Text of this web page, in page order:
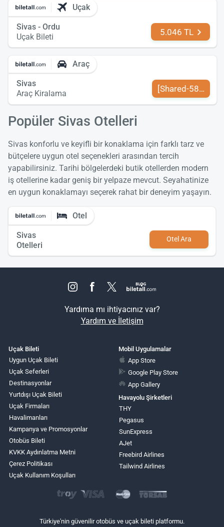
Uçak
Sivas - Ordu
Uçak Bileti
5.046 TL
Araç
Sivas
Araç Kiralama
[Shared-589-tr-
Popüler Sivas Otelleri
Sivas konforlu ve keyifli bir konaklama için farklı tarz ve
bütçelere uygun otel seçenekleri arasından tercih
yapabilirsiniz. Tarihi bölgelerdeki butik otellerden modern
iş otellerine kadar geniş bir yelpaze mevcut. Seyahatinize
en uygun konaklamayı seçerek rahat bir deneyim yaşayın.
Otel
Sivas
Otelleri
Otel Ara
Yardıma mı ihtiyacınız var?
Yardım ve İletişim
Uçak Bileti
Uygun Uçak Bileti
Uçak Seferleri
Destinasyonlar
Yurtdışı Uçak Bileti
Uçak Firmaları
Havalimanları
Kampanya ve Promosyonlar
Otobüs Bileti
KVKK Aydınlatma Metni
Çerez Politikası
Uçak Kullanım Koşulları
Mobil Uygulamalar
App Store
Google Play Store
App Gallery
Havayolu Şirketleri
THY
Pegasus
SunExpress
AJet
Freebird Airlines
Tailwind Airlines
Türkiye'nin güvenilir otobüs ve uçak bileti platformu.